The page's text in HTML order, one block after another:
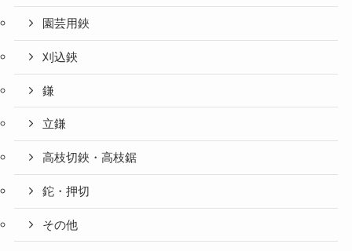
園芸用鋏
刈込鋏
鎌
立鎌
高枝切鋏・高枝鋸
鉈・押切
その他